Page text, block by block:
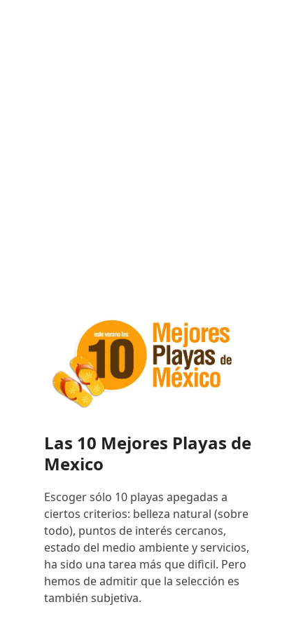
Las 10 Mejores Playas de
Mexico
Escoger sólo 10 playas apegadas a
ciertos criterios: belleza natural (sobre
todo), puntos de interés cercanos,
estado del medio ambiente y servicios,
ha sido una tarea más que dificil. Pero
hemos de admitir que la selección es
también subjetiva.